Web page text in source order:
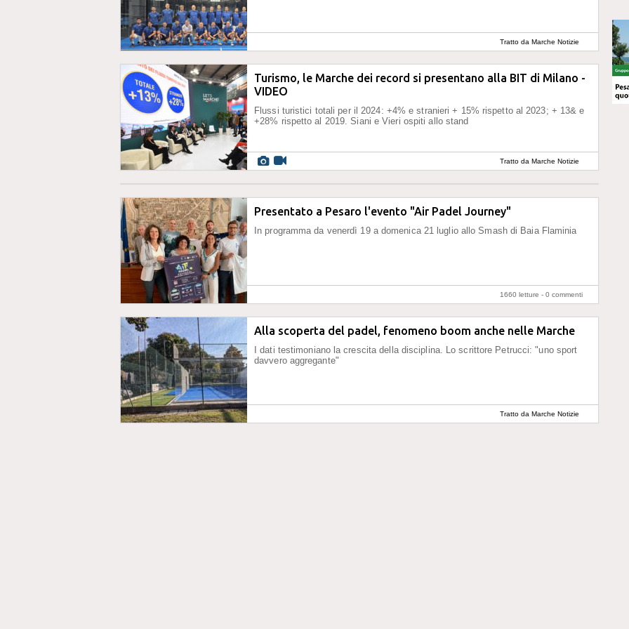
Tratto da Marche Notizie
Turismo, le Marche dei record si presentano alla BIT di Milano -
VIDEO
Flussi turistici totali per il 2024: +4% e stranieri + 15% rispetto al 2023; + 13& e
+28% rispetto al 2019. Siani e Vieri ospiti allo stand
Tratto da Marche Notizie
Presentato a Pesaro l'evento "Air Padel Journey"
In programma da venerdì 19 a domenica 21 luglio allo Smash di Baia Flaminia
1660 letture - 0 commenti
Alla scoperta del padel, fenomeno boom anche nelle Marche
I dati testimoniano la crescita della disciplina. Lo scrittore Petrucci: "uno sport
davvero aggregante"
Tratto da Marche Notizie